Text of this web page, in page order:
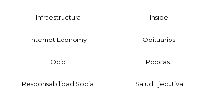
Infraestructura Inside
Internet Economy Obituarios
Ocio Podcast
Responsabilidad Social Salud Ejecutiva